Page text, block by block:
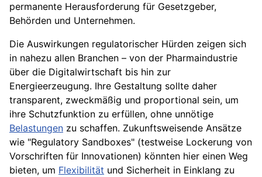
permanente Herausforderung für Gesetzgeber,
Behörden und Unternehmen.
Die Auswirkungen regulatorischer Hürden zeigen sich
in nahezu allen Branchen – von der Pharmaindustrie
über die Digitalwirtschaft bis hin zur
Energieerzeugung. Ihre Gestaltung sollte daher
transparent, zweckmäßig und proportional sein, um
ihre Schutzfunktion zu erfüllen, ohne unnötige
Belastungen zu schaffen. Zukunftsweisende Ansätze
wie "Regulatory Sandboxes" (testweise Lockerung von
Vorschriften für Innovationen) könnten hier einen Weg
bieten, um Flexibilität und Sicherheit in Einklang zu